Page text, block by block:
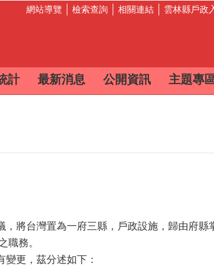
網站導覽 檢索查詢 相關連結 雲林縣戶政
計 最新消息 公開資訊 主題專
台灣置為一府三縣，戶政設施，歸由府縣
職務。
更，茲分述如下：